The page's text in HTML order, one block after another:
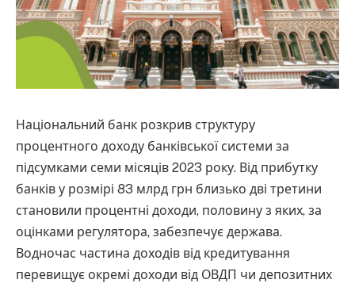
Національний банк розкрив структуру
процентного доходу банківської системи за
підсумками семи місяців 2023 року. Від прибутку
банків у розмірі 83 млрд грн близько дві третини
становили процентні доходи, половину з яких, за
оцінками регулятора, забезпечує держава.
Водночас частина доходів від кредитування
перевищує окремі доходи від ОВДП чи депозитних